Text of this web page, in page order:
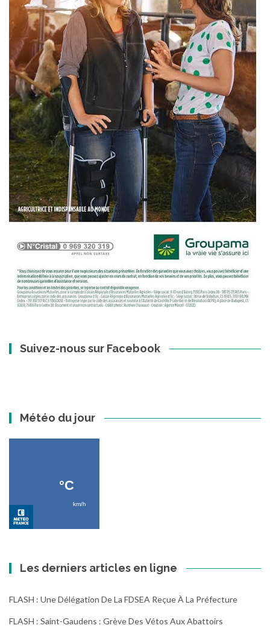
Suivez-nous sur Facebook
Météo du jour
Les derniers articles en ligne
FLASH : Une Délégation De La FDSEA Reçue À La Préfecture
FLASH : Saint-Gaudens : Grève Des Vétos Aux Abattoirs